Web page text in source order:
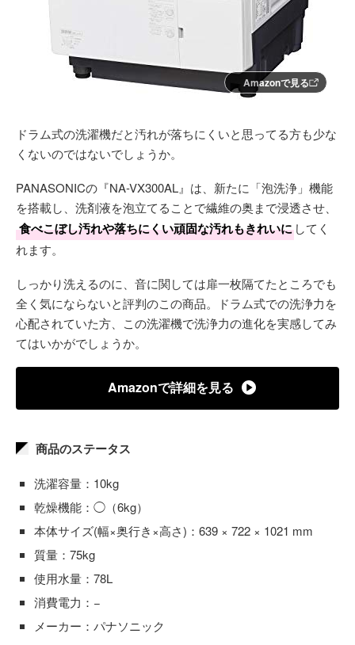
Amazonで見る
ドラム式の洗濯機だと汚れが落ちにくいと思ってる方も少な
くないのではないでしょうか。
PANASONICの『NA-VX300AL』は、新たに「泡洗浄」機能
を搭載し、洗剤液を泡立てることで繊維の奥まで浸透させ、
食べこぼし汚れや落ちにくい頑固な汚れもきれいに してく
れます。
しっかり洗えるのに、音に関しては扉一枚隔てたところでも
全く気にならないと評判のこの商品。ドラム式での洗浄力を
心配されていた方、この洗濯機で洗浄力の進化を実感してみ
てはいかがでしょうか。
Amazonで詳細を見る
商品のステータス
洗濯容量：10kg
乾燥機能：◯（6kg）
本体サイズ(幅×奥行き×高さ)：639 × 722 × 1021 mm
質量：75kg
使用水量：78L
消費電力：−
メーカー：パナソニック